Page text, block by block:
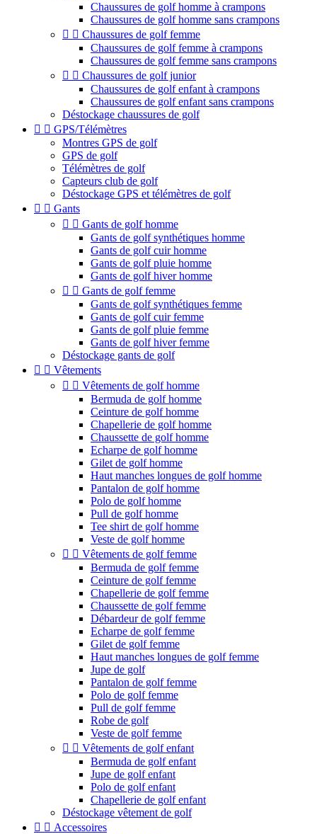
Chaussures de golf homme à crampons
Chaussures de golf homme sans crampons
  Chaussures de golf femme
Chaussures de golf femme à crampons
Chaussures de golf femme sans crampons
  Chaussures de golf junior
Chaussures de golf enfant à crampons
Chaussures de golf enfant sans crampons
Déstockage chaussures de golf
  GPS/Télémètres
Montres GPS de golf
GPS de golf
Télémètres de golf
Capteurs club de golf
Déstockage GPS et télémètres de golf
  Gants
  Gants de golf homme
Gants de golf synthétiques homme
Gants de golf cuir homme
Gants de golf pluie homme
Gants de golf hiver homme
  Gants de golf femme
Gants de golf synthétiques femme
Gants de golf cuir femme
Gants de golf pluie femme
Gants de golf hiver femme
Déstockage gants de golf
  Vêtements
  Vêtements de golf homme
Bermuda de golf homme
Ceinture de golf homme
Chapellerie de golf homme
Chaussette de golf homme
Echarpe de golf homme
Gilet de golf homme
Haut manches longues de golf homme
Pantalon de golf homme
Polo de golf homme
Pull de golf homme
Tee shirt de golf homme
Veste de golf homme
  Vêtements de golf femme
Bermuda de golf femme
Ceinture de golf femme
Chapellerie de golf femme
Chaussette de golf femme
Débardeur de golf femme
Echarpe de golf femme
Gilet de golf femme
Haut manches longues de golf femme
Jupe de golf
Pantalon de golf femme
Polo de golf femme
Pull de golf femme
Robe de golf
Veste de golf femme
  Vêtements de golf enfant
Bermuda de golf enfant
Jupe de golf enfant
Polo de golf enfant
Chapellerie de golf enfant
Déstockage vêtement de golf
  Accessoires